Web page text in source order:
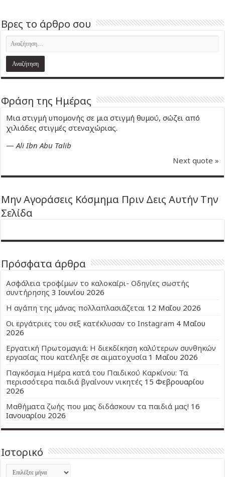
Βρες το άρθρο σου
Φράση της Ημέρας
Μια στιγμή υπομονής σε μια στιγμή θυμού, σώζει από
χιλιάδες στιγμές στεναχώριας.
—Ali Ibn Abu Talib
Next quote »
Μην Αγοράσεις Κόσμημα Πριν Δεις Αυτήν Την
Σελίδα
Πρόσφατα άρθρα
Ασφάλεια τροφίμων το καλοκαίρι- Οδηγίες σωστής
συντήρησης 3 Ιουνίου 2026
Η αγάπη της μάνας πολλαπλασιάζεται 12 Μαΐου 2026
Οι εργάτριες του σεξ κατέκλυσαν το Instagram 4 Μαΐου
2026
Εργατική Πρωτομαγιά: Η διεκδίκηση καλύτερων συνθηκών
εργασίας που κατέληξε σε αιματοχυσία 1 Μαΐου 2026
Παγκόσμια Ημέρα κατά του Παιδικού Καρκίνου: Τα
περισσότερα παιδιά βγαίνουν νικητές 15 Φεβρουαρίου
2026
Μαθήματα ζωής που μας διδάσκουν τα παιδιά μας! 16
Ιανουαρίου 2026
Ιστορικό
Ιστορικό